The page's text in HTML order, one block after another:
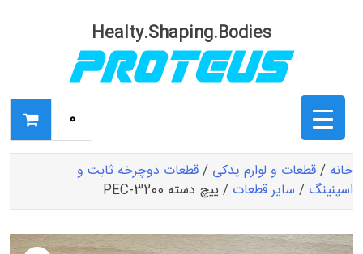
Healty.Shaping.Bodies
0
خانه /قطعات و لوارم یدکی /قطعات دوچرخه ثابت و
اسپنینگ / سایر قطعات / پیچ دسته PEC-3200